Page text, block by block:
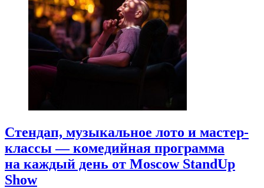
Стендап, музыкальное лото и мастер-
классы — комедийная программа
на каждый день от Moscow StandUp
Show